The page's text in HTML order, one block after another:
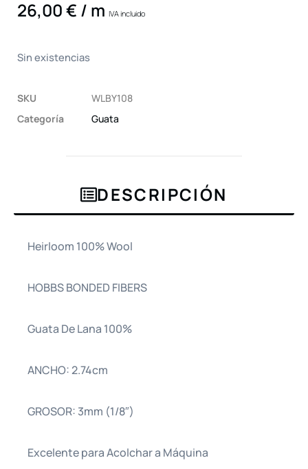
26,00€ / m IVA incluido
Sin existencias
SKU
WLBY108
Categoría
Guata
DESCRIPCIÓN
Heirloom 100% Wool
HOBBS BONDED FIBERS
Guata De Lana 100%
ANCHO: 2.74cm
GROSOR: 3mm (1/8″)
Excelente para Acolchar a Máquina